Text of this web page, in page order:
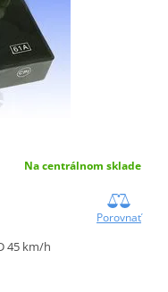
Na centrálnom sklade
Porovnať
45 km/h